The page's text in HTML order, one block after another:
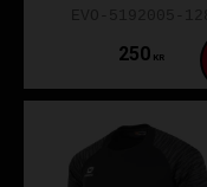
250 KR